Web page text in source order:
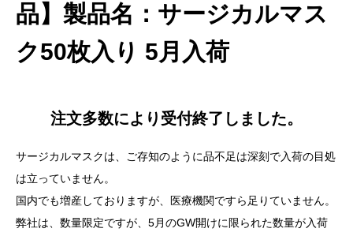
品】 製品名：サージカルマス
ク50枚入り 5月入荷
注文多数により受付終了しました。
サージカルマスクは、ご存知のように品不足は深刻で入荷の目処
は立っていません。
国内でも増産しておりますが、医療機関ですら足りていません。
弊社は、数量限定ですが、5月のGW開けに限られた数量が入荷